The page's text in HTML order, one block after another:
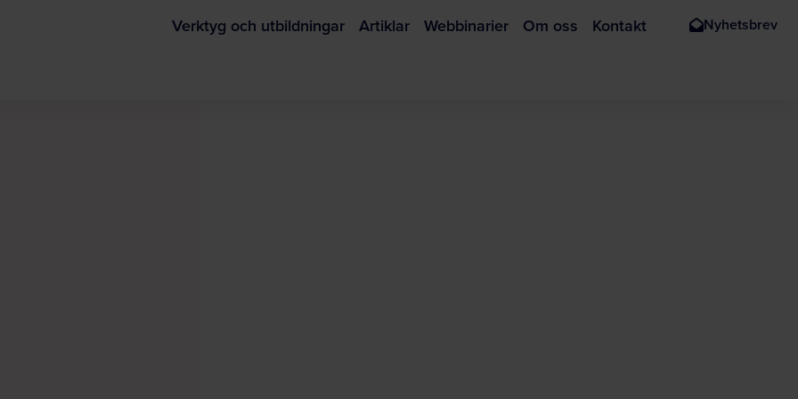
Verktyg och utbildningar Artiklar Webbinarier Om oss Kontakt Nyhetsbrev